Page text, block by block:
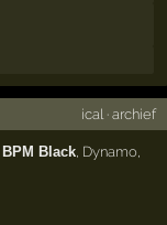
ical · archief
BPM Black, Dynamo,